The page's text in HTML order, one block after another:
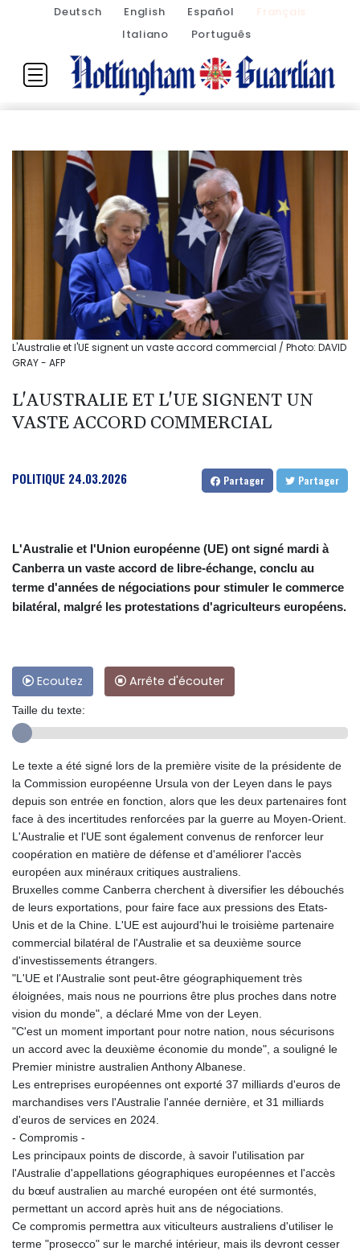
Deutsch English Español
Français
Italiano
Português
L'Australie et l'UE signent un vaste accord commercial / Photo: DAVID
GRAY - AFP
L'AUSTRALIE ET L'UE SIGNENT UN
VASTE ACCORD COMMERCIAL
POLITIQUE 24.03.2026 Partager Partager
L'Australie et l'Union européenne (UE) ont signé mardi à
Canberra un vaste accord de libre-échange, conclu au
terme d'années de négociations pour stimuler le commerce
bilatéral, malgré les protestations d'agriculteurs européens.
Ecoutez Arrête d'écouter
Taille du texte:
Le texte a été signé lors de la première visite de la présidente de
la Commission européenne Ursula von der Leyen dans le pays
depuis son entrée en fonction, alors que les deux partenaires font
face à des incertitudes renforcées par la guerre au Moyen-Orient.
L'Australie et l'UE sont également convenus de renforcer leur
coopération en matière de défense et d'améliorer l'accès
européen aux minéraux critiques australiens.
Bruxelles comme Canberra cherchent à diversifier les débouchés
de leurs exportations, pour faire face aux pressions des Etats-
Unis et de la Chine. L'UE est aujourd'hui le troisième partenaire
commercial bilatéral de l'Australie et sa deuxième source
d'investissements étrangers.
"L'UE et l'Australie sont peut-être géographiquement très
éloignées, mais nous ne pourrions être plus proches dans notre
vision du monde", a déclaré Mme von der Leyen.
"C'est un moment important pour notre nation, nous sécurisons
un accord avec la deuxième économie du monde", a souligné le
Premier ministre australien Anthony Albanese.
Les entreprises européennes ont exporté 37 milliards d'euros de
marchandises vers l'Australie l'année dernière, et 31 milliards
d'euros de services en 2024.
- Compromis -
Les principaux points de discorde, à savoir l'utilisation par
l'Australie d'appellations géographiques européennes et l'accès
du bœuf australien au marché européen ont été surmontés,
permettant un accord après huit ans de négociations.
Ce compromis permettra aux viticulteurs australiens d'utiliser le
terme "prosecco" sur le marché intérieur, mais ils devront cesser